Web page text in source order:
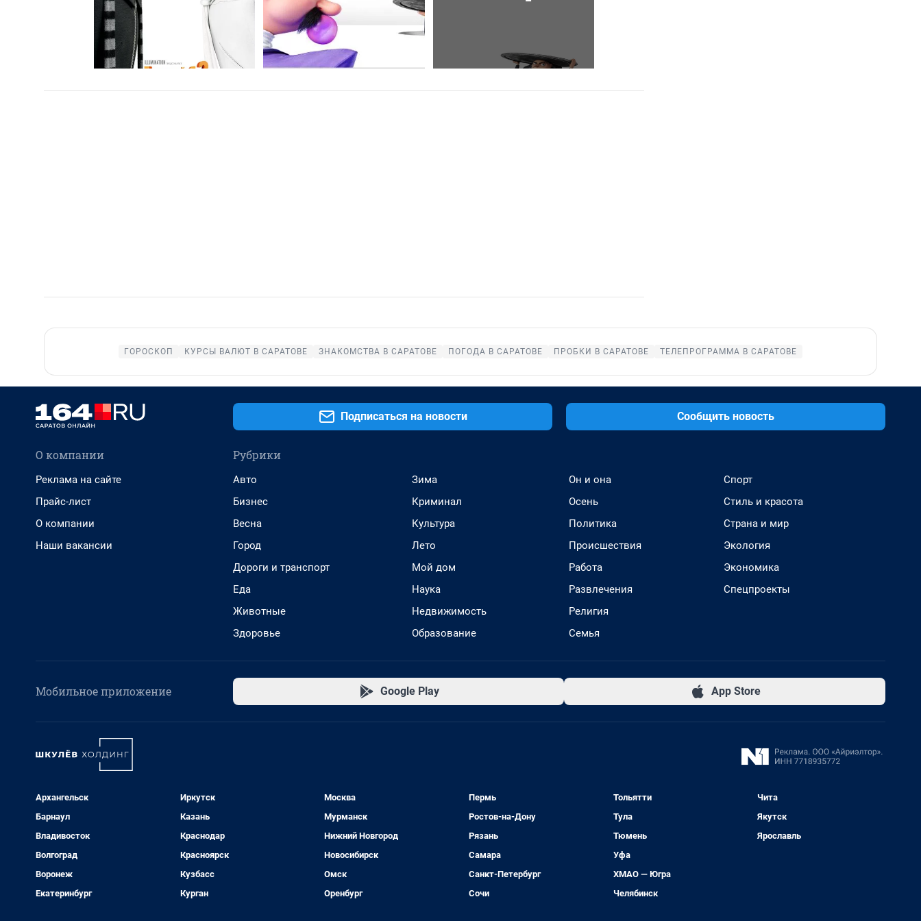
ГОРОСКОП КУРСЫ ВАЛЮТ В САРАТОВЕ ЗНАКОМСТВА В САРАТОВЕ ПОГОДА В САРАТОВЕ ПРОБКИ В САРАТОВЕ ТЕЛЕПРОГРАММА В САРАТОВЕ
Подписаться на новости Сообщить новость
О компании
Реклама на сайте
Прайс-лист
О компании
Наши вакансии
Рубрики
Авто
Бизнес
Весна
Город
Дороги и транспорт
Еда
Животные
Здоровье
Зима
Криминал
Культура
Лето
Мой дом
Наука
Недвижимость
Образование
Он и она
Осень
Политика
Происшествия
Работа
Развлечения
Религия
Семья
Спорт
Стиль и красота
Страна и мир
Экология
Экономика
Спецпроекты
Мобильное приложение Google Play App Store
Архангельск
Барнаул
Владивосток
Волгоград
Воронеж
Екатеринбург
Иркутск
Казань
Краснодар
Красноярск
Кузбасс
Курган
Москва
Мурманск
Нижний Новгород
Новосибирск
Омск
Оренбург
Пермь
Ростов-на-Дону
Рязань
Самара
Санкт-Петербург
Сочи
Тольятти
Тула
Тюмень
Уфа
ХМАО — Югра
Челябинск
Чита
Якутск
Ярославль